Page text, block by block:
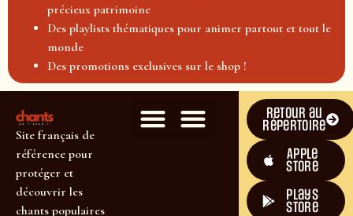
précieux patrimoine
Des playlists thématiques pour animer partout et tout le
monde
Des promotions exclusives sur le shop !
Site français de
référence pour
protéger et
découvrir les
chants populaires
Retour au
répertoire
Apple
Store
plays
store